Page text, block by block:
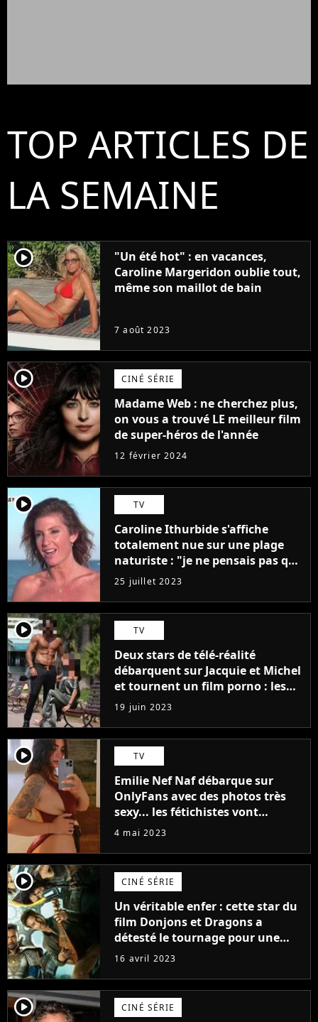
TOP ARTICLES DE
LA SEMAINE
player2
"Un été hot" : en vacances,
Caroline Margeridon oublie tout,
même son maillot de bain
7 août 2023
player2 CINÉ SÉRIE
Madame Web : ne cherchez plus,
on vous a trouvé LE meilleur film
de super-héros de l'année
12 février 2024
player2 TV
Caroline Ithurbide s'affiche
totalement nue sur une plage
naturiste : "je ne pensais pas que
j'arriverais à le faire..."
25 juillet 2023
player2 TV
Deux stars de télé-réalité
débarquent sur Jacquie et Michel
et tournent un film porno : les
premières images du tournage
(exclu)
19 juin 2023
player2 TV
Emilie Nef Naf débarque sur
OnlyFans avec des photos très
sexy... les fétichistes vont
prendre leur pied !
4 mai 2023
player2 CINÉ SÉRIE
Un véritable enfer : cette star du
film Donjons et Dragons a
détesté le tournage pour une
raison très spéciale
16 avril 2023
player2 CINÉ SÉRIE